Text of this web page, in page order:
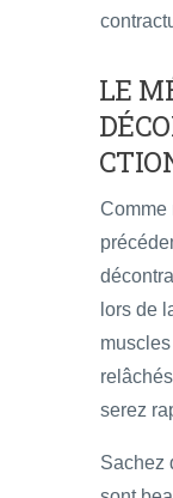
LE
Comme
lors de
serez
Sachez